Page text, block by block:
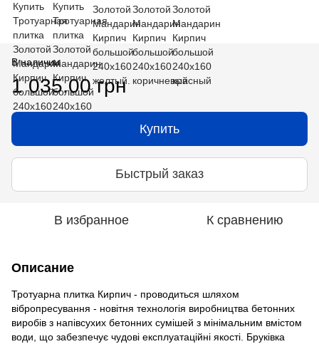
В наличии
1 035.00 грн
Купить
Быстрый заказ
В избранное К сравнению
Описание
Тротуарна плитка Кирпич - проводиться шляхом
вібропресування - новітня технологія виробництва бетонних
виробів з напівсухих бетонних сумішей з мінімальним вмістом
води, що забезпечує чудові експлуатаційні якості. Бруківка